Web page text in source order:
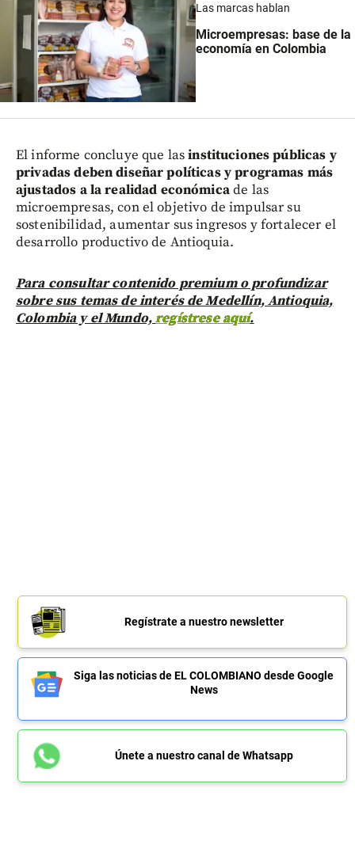
Las marcas hablan
Microempresas: base de la
economía en Colombia
El informe concluye que lasinstituciones públicas y
privadas deben diseñar políticas y programas más
ajustados a la realidad económicade las
microempresas, con el objetivo de impulsar su
sostenibilidad, aumentar sus ingresos y fortalecer el
desarrollo productivo de Antioquia.
Para consultar contenido premium o profundizar
sobre sus temas de interés de Medellín, Antioquia,
Colombia y el Mundo,regístrese aquí.
Regístrate a nuestro newsletter
Siga las noticias de EL COLOMBIANO desde Google
News
Únete a nuestro canal de Whatsapp